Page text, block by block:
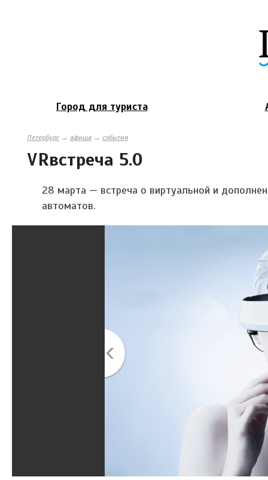
Город для туриста
Петербург→ афиша → события
VRвстреча 5.0
28 марта — встреча о виртуальной и
автоматов.